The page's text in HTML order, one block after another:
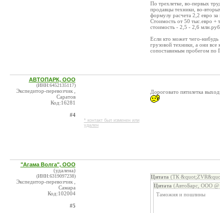
По трехлетке, во-первых
продавцы техники, во-
формулу расчета 2,2 евро
Стоимость от 50 тыс.евро
стоимость - 2,5 - 2,6
Если кто может чего-
грузовой техники, а они
сопоставимым пробегом по
АВТОПАРК, ООО
(ИНН:6452135117)
Экспедитор-перевозчик ,
Саратов
Код:16281
#4
* контакт был изменен или
удален
Дороговато пятилетка
"Агама Волга", ООО
(удалена)
(ИНН:6319097238)
Экспедитор-перевозчик ,
Самара
Код:102004
#5
Цитата (ТК
Цитата (АвтоБарс, ООО
Таможня и пошлины